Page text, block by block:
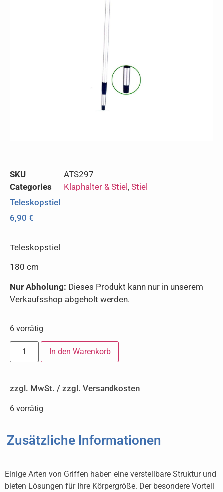
SKU
ATS297
Categories
Klaphalter & Stiel , Stiel
Teleskopstiel
6,90 €
Teleskopstiel
180 cm
Nur Abholung: Dieses Produkt kann nur in unserem
Verkaufsshop abgeholt werden.
6 vorrätig
In den Warenkorb
zzgl. MwSt. / zzgl. Versandkosten
6 vorrätig
Zusätzliche Informationen
Einige Arten von Griffen haben eine verstellbare Struktur und
bieten Lösungen für Ihre Körpergröße. Der besondere Vorteil